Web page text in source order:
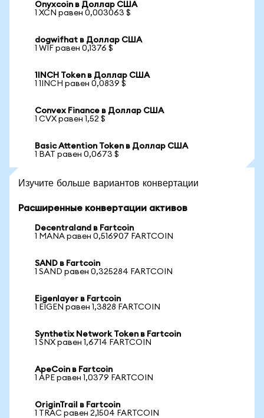
Onyxcoin в Доллар США
1 XCN равен 0,003063 $
dogwifhat в Доллар США
1 WIF равен 0,1376 $
1INCH Token в Доллар США
1 1INCH равен 0,0839 $
Convex Finance в Доллар США
1 CVX равен 1,52 $
Basic Attention Token в Доллар США
1 BAT равен 0,0673 $
Изучите больше вариантов конвертации
Расширенные конвертации активов
Decentraland в Fartcoin
1 MANA равен 0,516907 FARTCOIN
SAND в Fartcoin
1 SAND равен 0,325284 FARTCOIN
Eigenlayer в Fartcoin
1 EIGEN равен 1,3828 FARTCOIN
Synthetix Network Token в Fartcoin
1 SNX равен 1,6714 FARTCOIN
ApeCoin в Fartcoin
1 APE равен 1,0379 FARTCOIN
OriginTrail в Fartcoin
1 TRAC равен 2,1504 FARTCOIN